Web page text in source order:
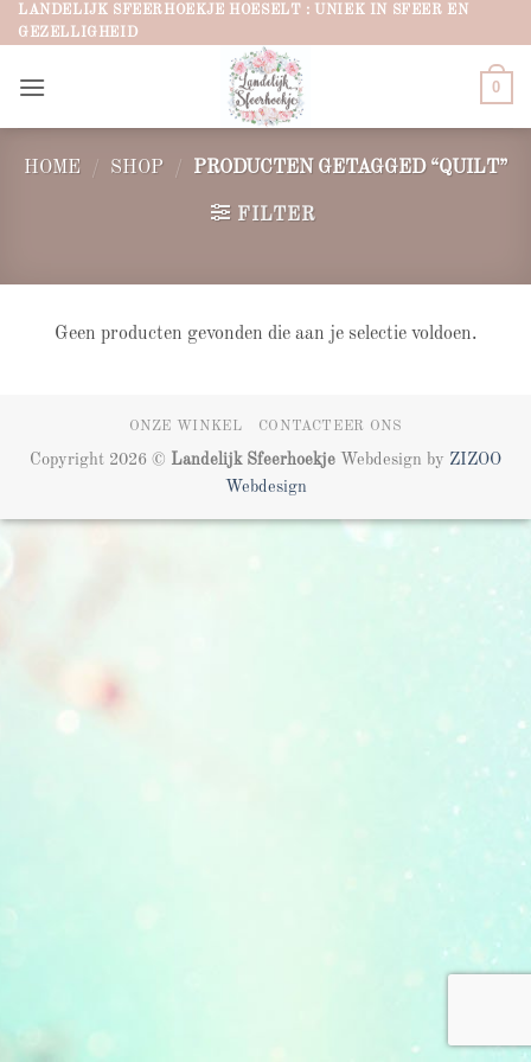
Ga
naar
LANDELIJK SFEERHOEKJE HOESELT : UNIEK IN SFEER EN
GEZELLIGHEID
0
HOME / SHOP / PRODUCTEN GETAGGED “QUILT”
FILTER
Geen producten gevonden die aan je selectie voldoen.
ONZE WINKEL CONTACTEER ONS
Copyright 2026 © Landelijk Sfeerhoekje Webdesign by ZIZOO
Webdesign